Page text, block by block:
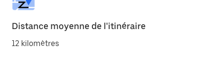
Distance moyenne de l'itinéraire
12 kilomètres